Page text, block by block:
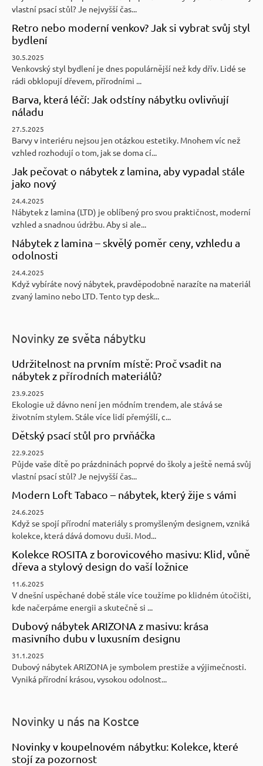
vlastní psací stůl? Je nejvyšší čas...
Retro nebo moderní venkov? Jak si vybrat svůj styl
bydlení
30.5.2025
Venkovský styl bydlení je dnes populárnější než kdy dřív. Lidé se
rádi obklopují dřevem, přírodními ...
Barva, která léčí: Jak odstíny nábytku ovlivňují
náladu
27.5.2025
Barvy v interiéru nejsou jen otázkou estetiky. Mnohem víc než
vzhled rozhodují o tom, jak se doma cí...
Jak pečovat o nábytek z lamina, aby vypadal stále
jako nový
24.4.2025
Nábytek z lamina (LTD) je oblíbený pro svou praktičnost, moderní
vzhled a snadnou údržbu. Aby si ale...
Nábytek z lamina – skvělý poměr ceny, vzhledu a
odolnosti
24.4.2025
Když vybíráte nový nábytek, pravděpodobně narazíte na materiál
zvaný lamino nebo LTD. Tento typ desk...
Novinky ze světa nábytku
Udržitelnost na prvním místě: Proč vsadit na
nábytek z přírodních materiálů?
23.9.2025
Ekologie už dávno není jen módním trendem, ale stává se
životním stylem. Stále více lidí přemýšlí, c...
Dětský psací stůl pro prvňáčka
22.9.2025
Půjde vaše dítě po prázdninách poprvé do školy a ještě nemá svůj
vlastní psací stůl? Je nejvyšší čas...
Modern Loft Tabaco – nábytek, který žije s vámi
24.6.2025
Když se spojí přírodní materiály s promyšleným designem, vzniká
kolekce, která dává domovu duši. Mod...
Kolekce ROSITA z borovicového masivu: Klid, vůně
dřeva a stylový design do vaší ložnice
11.6.2025
V dnešní uspěchané době stále více toužíme po klidném útočišti,
kde načerpáme energii a skutečně si ...
Dubový nábytek ARIZONA z masivu: krása
masivního dubu v luxusním designu
31.1.2025
Dubový nábytek ARIZONA je symbolem prestiže a výjimečnosti.
Vyniká přírodní krásou, vysokou odolnost...
Novinky u nás na Kostce
Novinky v koupelnovém nábytku: Kolekce, které
stojí za pozornost